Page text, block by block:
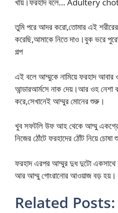
তুমি পরে আদর করো,তোমার এই
করেছি,আমাকে নিতে দাও।বুক ভরে
গল্প
এই বলে আম্মুকে নামিয়ে ফরহাদ আবার
আন্ডারআর্মসে নাক দেয়।আর ওহ নেশা
করে,সেখানেই আম্মুর মোনের শুরু।
খুব সফটলি উফ আহ থেকে আম্মু
নিজের ঠোঁটে ফরহাদের ঠোঁট নিয়ে
ফরহাদ এরপর আম্মুর দুধ দুটো
আর আম্মু গোংরানোর আওয়াজ বড় হয়।
Related Posts: